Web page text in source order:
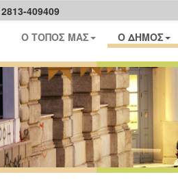
409409
Ο ΤΟΠΟΣ ΜΑΣ Ο ΔΗΜΟΣ